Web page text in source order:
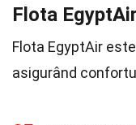
Flota EgyptAir
Flota EgyptAir
asigurând